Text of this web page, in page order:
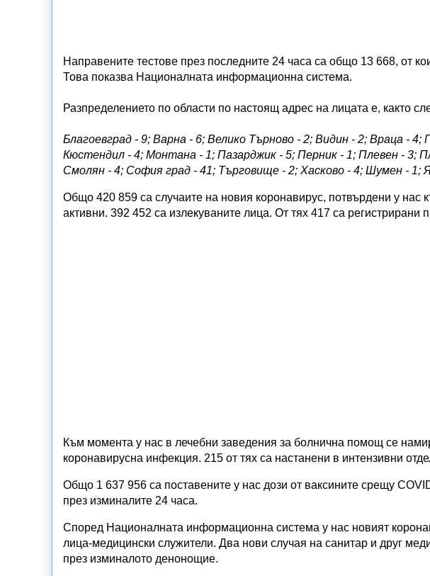
Направените тестове през последните 24 часа са общо 13 668, от
Това показва Националната информационна система.
Разпределението по области по настоящ адрес на лицата е, както
Благоевград - 9; Варна - 6; Велико Търново - 2; Видин - 2; Враца - 4;
Кюстендил - 4; Монтана - 1; Пазарджик - 5; Перник - 1; Плевен - 3;
Смолян - 4; София град - 41; Търговище - 2; Хасково - 4; Шумен - 1;
Общо 420 859 са случаите на новия коронавирус, потвърдени у нас
активни. 392 452 са излекуваните лица. От тях 417 са регистрирани
Към момента у нас в лечебни заведения за болнична помощ се
коронавирусна инфекция. 215 от тях са настанени в интензивни
Общо 1 637 956 са поставените у нас дози от ваксините срещу
през изминалите 24 часа.
Според Националната информационна система у нас новият
лица-медицински служители. Два нови случая на санитар и друг
през изминалото денонощие.